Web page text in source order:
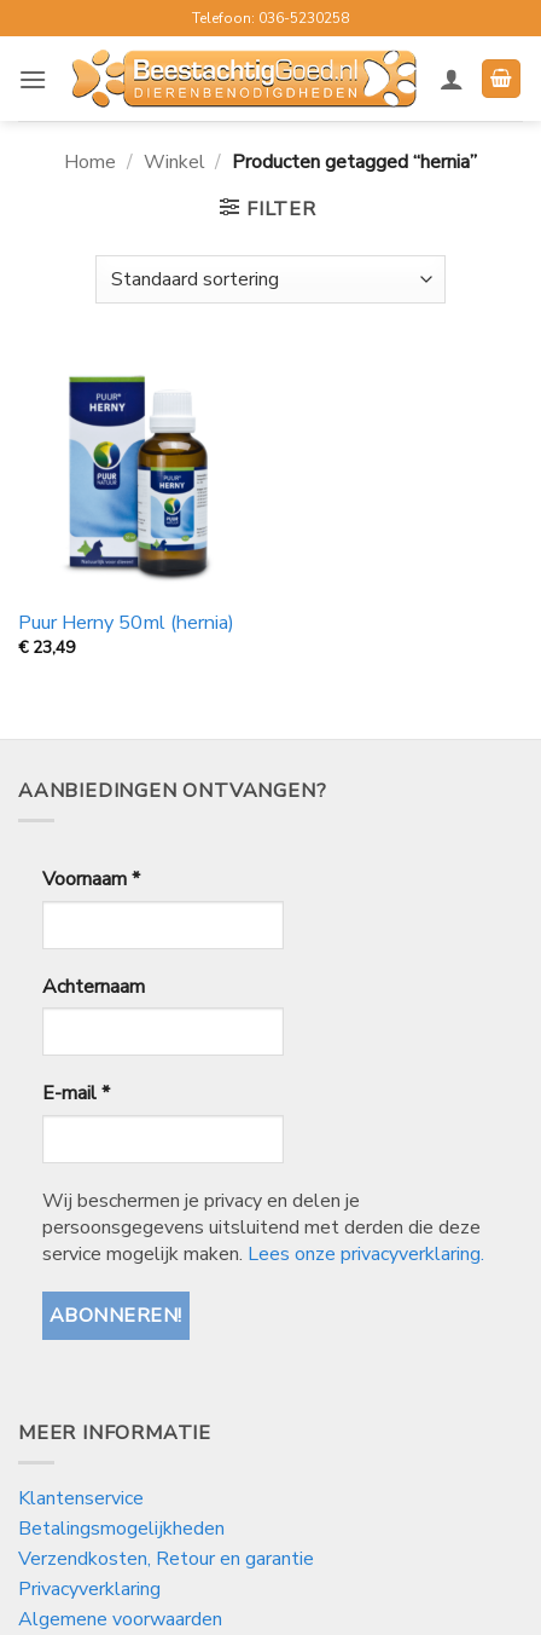
naar
inhoud
Telefoon: 036-5230258
Home / Winkel / Producten getagged “hernia”
FILTER
Puur Herny 50ml (hernia)
€ 23,49
AANBIEDINGEN ONTVANGEN?
Voornaam*
Achternaam
E-mail*
Wij beschermen je privacy en delen je
persoonsgegevens uitsluitend met derden die deze
service mogelijk maken. Lees onze privacyverklaring.
MEER INFORMATIE
Klantenservice
Betalingsmogelijkheden
Verzendkosten, Retour en garantie
Privacyverklaring
Algemene voorwaarden